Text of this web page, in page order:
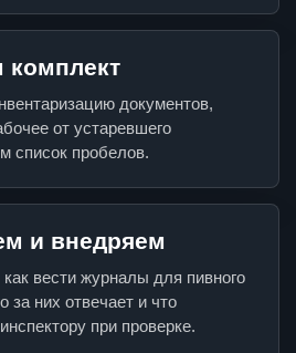
комплект
документов,
от устаревшего
список пробелов.
и внедряем
вести журналы для пивного
за них отвечает и что
при проверке.